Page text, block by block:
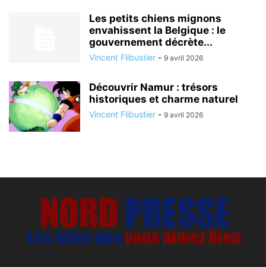
Les petits chiens mignons
envahissent la Belgique : le
gouvernement décrète...
Vincent Flibustier - 9 avril 2026
Découvrir Namur : trésors
historiques et charme naturel
Vincent Flibustier - 9 avril 2026